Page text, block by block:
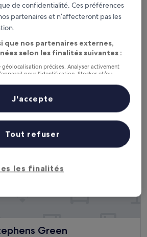
10,5 km de : Dún Laoghaire
avis)
nouveau
est
taxes et frais compris
Green
Green
Green
de confidentialité. Ces préférences
partenaires et n’affecteront pas les
que nos partenaires externes,
selon les finalités suivantes :
précises. Analyser activement
pour l’identification. Stocker et/ou
performance des publicités et du contenu,
de services.
(fournisseurs)
les finalités
Tout refuser
J'accepte